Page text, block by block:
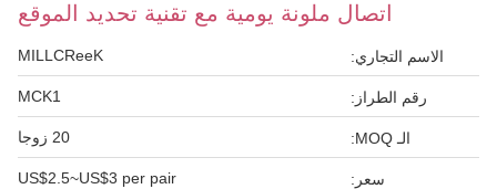
اتصال ملونة يومية مع تقنية تحديد الموقع
الاسم التجاري: MILLCReeK
رقم الطراز: MCK1
الـ MOQ: 20 زوجا
سعر: US$2.5~US$3 per pair